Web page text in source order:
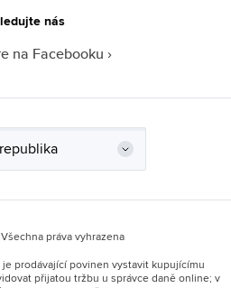
nás
na Facebooku
práva vyhrazena
prodávající povinen vystavit kupujícímu
přijatou tržbu u správce daně online; v